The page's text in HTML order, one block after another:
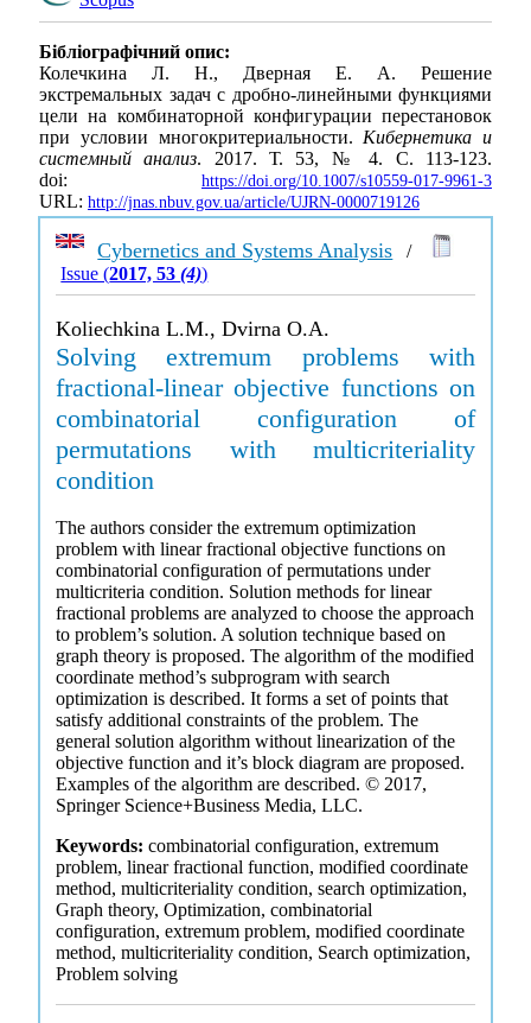
Бібліографічний опис:
Колечкина Л. Н., Дверная Е. А. Решение
экстремальных задач с дробно-линейными функциями
цели на комбинаторной конфигурации перестановок
при условии многокритериальности. Кибернетика и
системный анализ. 2017. Т. 53, № 4. С. 113-123.
doi: https://doi.org/10.1007/s10559-017-9961-3
URL: http://jnas.nbuv.gov.ua/article/UJRN-0000719126
Cybernetics and Systems Analysis /
Issue (2017, 53(4))
Koliechkina L.M., Dvirna O.A.
Solving extremum problems with
fractional-linear objective functions on
combinatorial configuration of
permutations with multicriteriality
condition
The authors consider the extremum optimization
problem with linear fractional objective functions on
combinatorial configuration of permutations under
multicriteria condition. Solution methods for linear
fractional problems are analyzed to choose the approach
to problem’s solution. A solution technique based on
graph theory is proposed. The algorithm of the modified
coordinate method’s subprogram with search
optimization is described. It forms a set of points that
satisfy additional constraints of the problem. The
general solution algorithm without linearization of the
objective function and it’s block diagram are proposed.
Examples of the algorithm are described. © 2017,
Springer Science+Business Media, LLC.
Keywords:combinatorial configuration, extremum
problem, linear fractional function, modified coordinate
method, multicriteriality condition, search optimization,
Graph theory, Optimization, combinatorial
configuration, extremum problem, modified coordinate
method, multicriteriality condition, Search optimization,
Problem solving